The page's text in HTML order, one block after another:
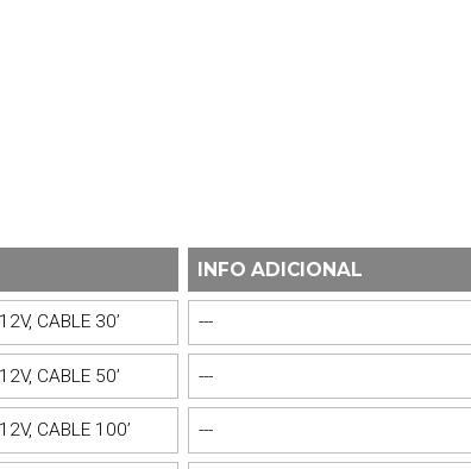
INFO ADICIONAL
CABLE 30’ ---
CABLE 50’ ---
CABLE 100’ ---